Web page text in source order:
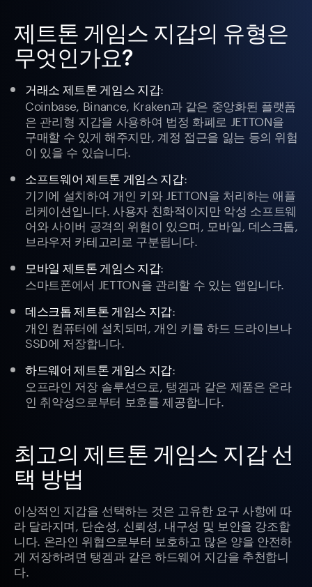
제트톤 게임스 지갑의 유형은
무엇인가요?
거래소 제트톤 게임스 지갑:
Coinbase, Binance, Kraken과 같은 중앙화된 플랫폼
은 관리형 지갑을 사용하여 법정 화폐로 JETTON을
구매할 수 있게 해주지만, 계정 접근을 잃는 등의 위험
이 있을 수 있습니다.
소프트웨어 제트톤 게임스 지갑:
기기에 설치하여 개인 키와 JETTON을 처리하는 애플
리케이션입니다. 사용자 친화적이지만 악성 소프트웨
어와 사이버 공격의 위험이 있으며, 모바일, 데스크톱,
브라우저 카테고리로 구분됩니다.
모바일 제트톤 게임스 지갑:
스마트폰에서 JETTON을 관리할 수 있는 앱입니다.
데스크톱 제트톤 게임스 지갑:
개인 컴퓨터에 설치되며, 개인 키를 하드 드라이브나
SSD에 저장합니다.
하드웨어 제트톤 게임스 지갑:
오프라인 저장 솔루션으로, 탱겜과 같은 제품은 온라
인 취약성으로부터 보호를 제공합니다.
최고의 제트톤 게임스 지갑 선
택 방법
이상적인 지갑을 선택하는 것은 고유한 요구 사항에 따
라 달라지며, 단순성, 신뢰성, 내구성 및 보안을 강조합
니다. 온라인 위협으로부터 보호하고 많은 양을 안전하
게 저장하려면 탱겜과 같은 하드웨어 지갑을 추천합니
다.